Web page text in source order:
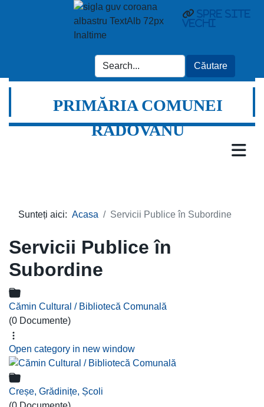
Spre site
vechi
PRIMĂRIA COMUNEI
RADOVANU
Sunteți aici: Acasa Servicii Publice în Subordine
Servicii Publice în
Subordine
Cămin Cultural / Bibliotecă Comunală
(0 Documente)
Open category in new window
Creșe, Grădinițe, Școli